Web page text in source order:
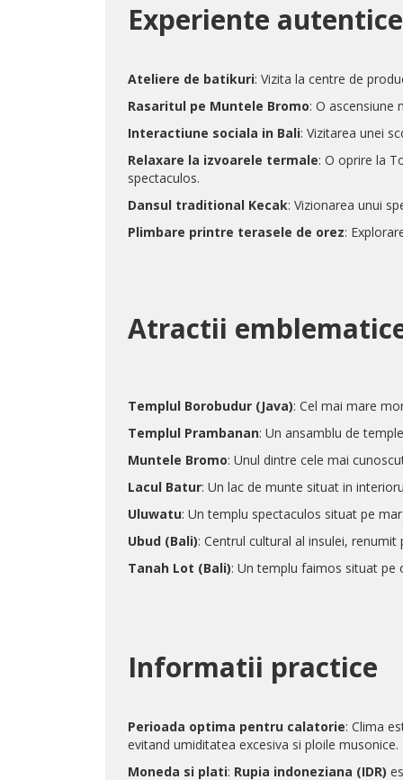
Experiente
Ateliere de batikuri: Vizita la centre de
Rasaritul pe Muntele Bromo: O ascensiune
Interactiune sociala in Bali: Vizitarea unei
Relaxare la izvoarele termale: O oprire la
spectaculos.
Dansul traditional Kecak: Vizionarea unui
Plimbare printre terasele de orez:
Atractii
Templul Borobudur (Java): Cel mai mare
Templul Prambanan: Un ansamblu de
Muntele Bromo: Unul dintre cele mai
Lacul Batur: Un lac de munte situat in
Uluwatu: Un templu spectaculos situat pe
Ubud (Bali): Centrul cultural al insulei,
Tanah Lot (Bali): Un templu faimos situat pe
Informatii practice
Perioada optima pentru calatorie: Clima
evitand umiditatea excesiva si ploile musonice.
Moneda si plati: Rupia indoneziana (IDR)